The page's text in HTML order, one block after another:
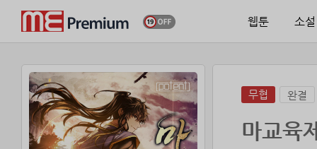
웹툰 소설
무협 완결
마교육